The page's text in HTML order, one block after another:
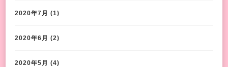
2020年7月 (1)
2020年6月 (2)
2020年5月 (4)